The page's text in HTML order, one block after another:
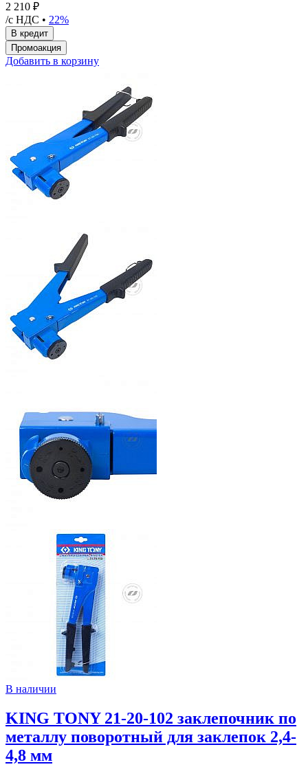
2 210 ₽
/с НДС • 22%
Добавить в корзину
В наличии
KING TONY 21-20-102 заклепочник по
металлу поворотный для заклепок 2,4-
4,8 мм